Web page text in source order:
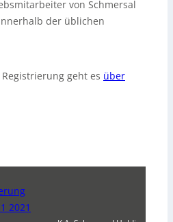
von Schmersal
der üblichen
geht es über
2021